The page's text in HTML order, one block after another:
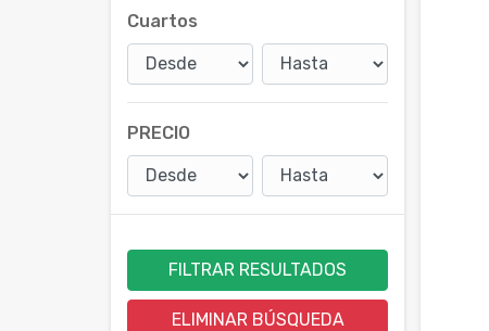
Cuartos
PRECIO
FILTRAR RESULTADOS
ELIMINAR BÚSQUEDA